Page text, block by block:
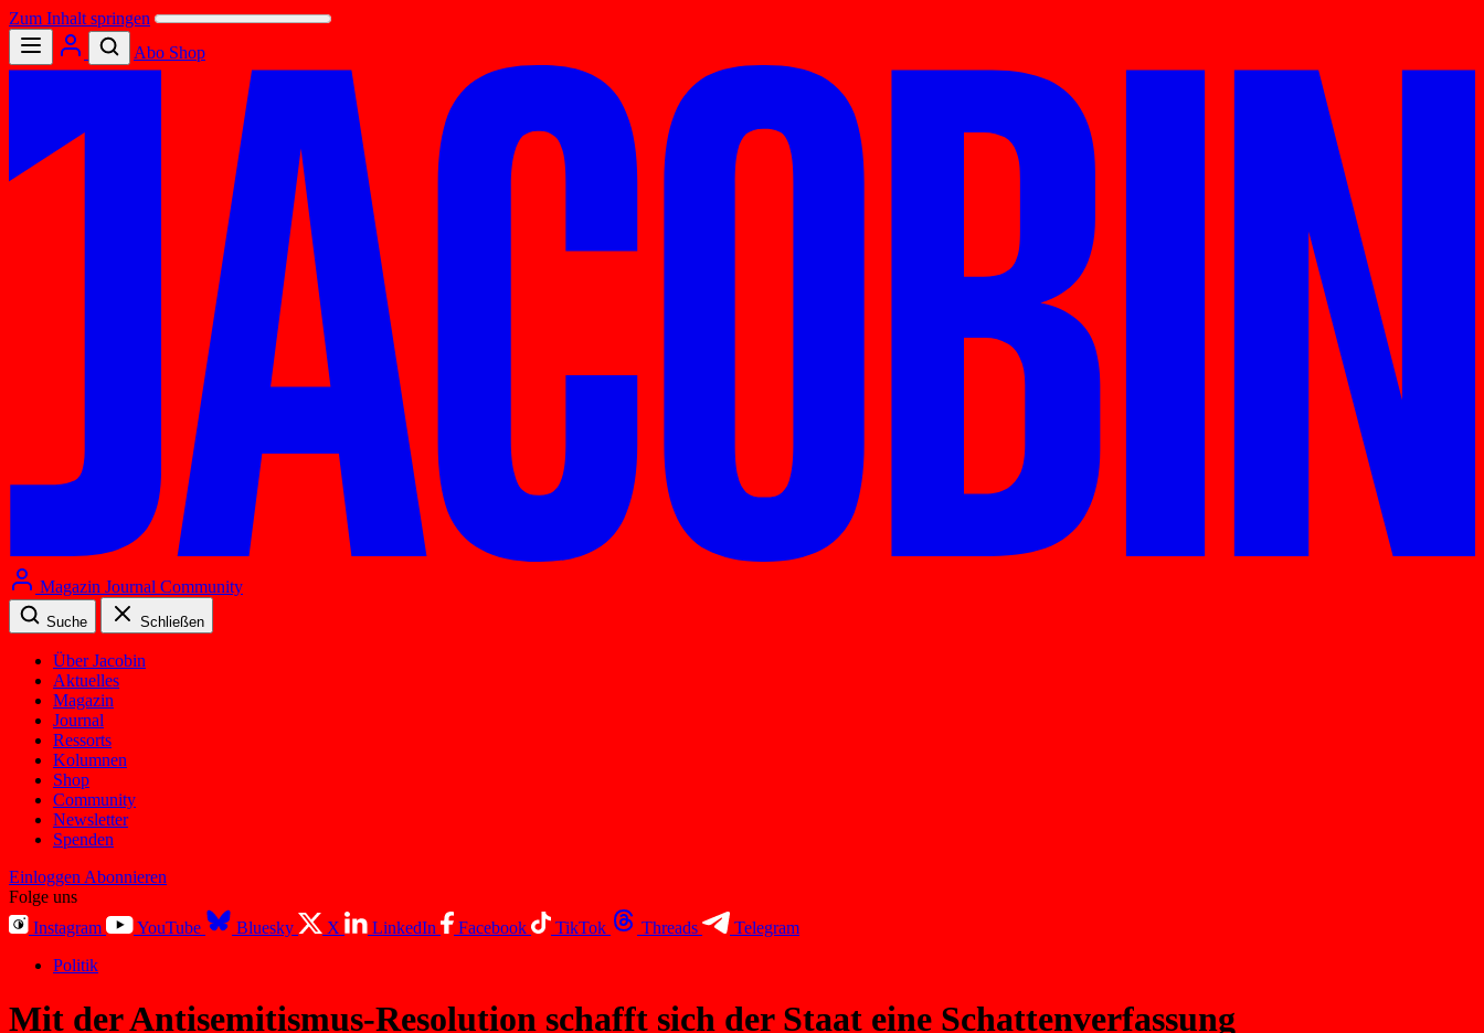
Zum Inhalt springen
Abo Shop
Magazin Journal Community
Suche Schließen
Über Jacobin
Aktuelles
Magazin
Journal
Ressorts
Kolumnen
Shop
Community
Newsletter
Spenden
Einloggen Abonnieren
Folge uns
Instagram
YouTube Bluesky X LinkedIn Facebook TikTok Threads
Telegram
Politik
Mit der Antisemitismus-Resolution schafft sich der Staat eine Schatten­verfassung